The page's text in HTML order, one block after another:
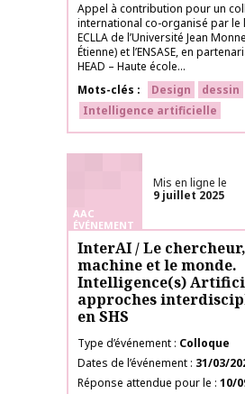
Appel à contribution pour un
international co-organisé par le
ECLLA de l’Université Jean
Étienne) et l’ENSASE, en
HEAD – Haute école...
Mots-clés
Design dessin
Intelligence artificielle
AAC
ÉVÉNEMENT
Mis en ligne le
9 juillet 2025
InterAI / Le
machine et le monde.
Intelligence(s)
approches
en SHS
Type d’événement Colloque
Dates de l’événement 31/03/
Réponse attendue pour le 10/